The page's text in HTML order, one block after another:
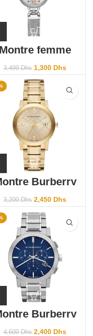
Montre femme
Guess Gc
Y67001L1MF
3,499Dhs 1,300 Dhs
Burberry
BU9038
3,200Dhs 2,450 Dhs
Burberry
BU9363
4,600Dhs 2,400 Dhs